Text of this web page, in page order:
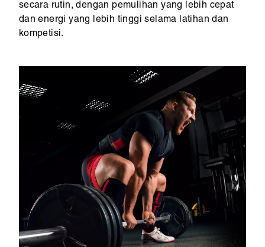
secara rutin, dengan pemulihan yang lebih cepat
dan energi yang lebih tinggi selama latihan dan
kompetisi.